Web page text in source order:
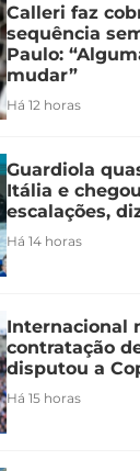
Calleri faz
sequência
Paulo:
mudar”
Há 12 horas
Guardiola
Itália e
escalações,
Há 14 horas
Internacional
contratação
disputou a
Há 15 horas